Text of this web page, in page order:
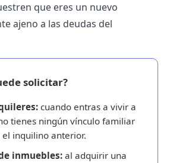
que eres un nuevo
ajeno a las deudas del
solicitar?
cuando entras a vivir a
tienes ningún vínculo familiar
inquilino anterior.
inmuebles: al adquirir una